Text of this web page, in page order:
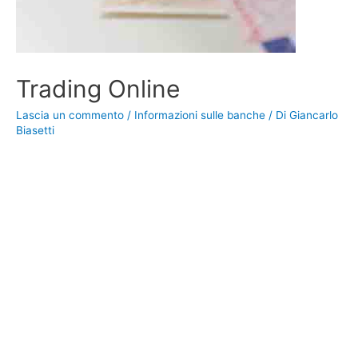
Trading Online
Lascia un commento / Informazioni sulle banche / Di Giancarlo
Biasetti